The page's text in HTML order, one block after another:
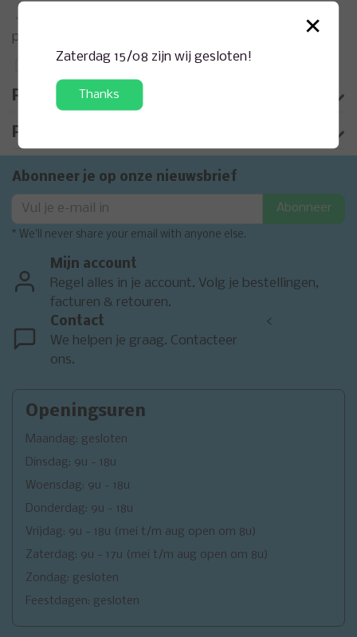
Neem contact op over dit
product
Toevoegen aan vergelijking
Productomschrijving
Product informatie
Abonneer je op onze nieuwsbrief
Abonneer
* We'll never share your email with anyone else.
Mijn account
Regel alles in je account. Volg je bestellingen,
facturen & retouren.
Contact
We helpen je graag. Contacteer
ons.
<
Openingsuren
Maandag: gesloten
Dinsdag: 9u - 18u
Woensdag: 9u - 18u
Donderdag: 9u - 18u
Vrijdag: 9u - 18u (mei t/m aug open om 8u)
Zaterdag: 9u - 17u (mei t/m aug open om 8u)
Zondag: gesloten
Feestdagen: gesloten
×
Zaterdag 15/08 zijn wij gesloten!
Thanks